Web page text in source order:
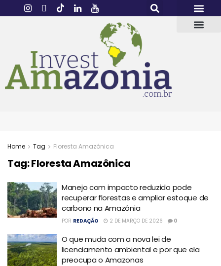
Home Tag Floresta Amazônica
Tag:Floresta Amazônica
Manejo com impacto reduzido pode
recuperar florestas e ampliar estoque de
carbono na Amazônia
POR REDAÇÃO 2 DE MARÇO DE 2026 0
O que muda com a nova lei de
licenciamento ambiental e por que ela
preocupa o Amazonas